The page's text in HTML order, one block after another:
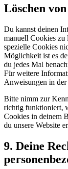
Löschen
Du kannst deinen
manuell Cookies zu
spezielle Cookies
Möglichkeit ist es
du jedes Mal
Für weitere
Anweisungen in
Bitte nimm zur
richtig funktioniert,
Cookies in deinem
du unsere Website
9. Deine